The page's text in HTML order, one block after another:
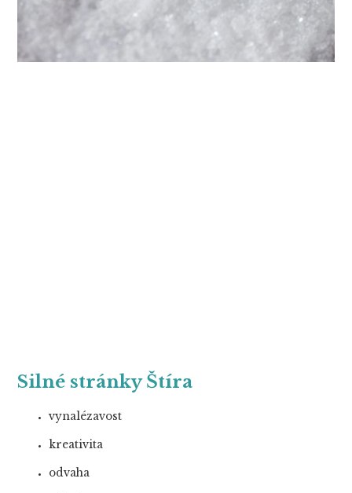
Silné stránky Štíra
vynalézavost
kreativita
odvaha